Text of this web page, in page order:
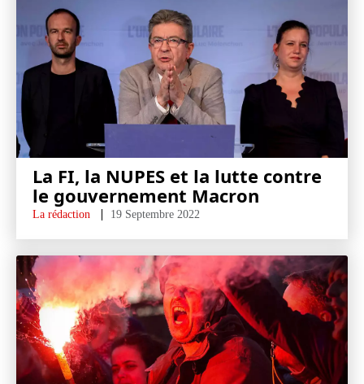
La FI, la NUPES et la lutte contre
le gouvernement Macron
La rédaction 19 Septembre 2022